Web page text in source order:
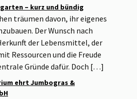
– kurz und bündig
träumen davon, ihr eigenes
Der Wunsch nach
der Lebensmittel, der
Ressourcen und die Freude
Gründe dafür. Doch […]
ehrt Jumbogras &